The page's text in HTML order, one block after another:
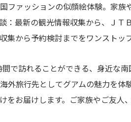
ァッションの似顔絵体験。家族
：最新の観光情報収集から、ＪＴ
から予約検討までをワンストッ
で訪れることができる、身近な
外旅行先としてグアムの魅力を体
をお届けします。ご家族やご友人